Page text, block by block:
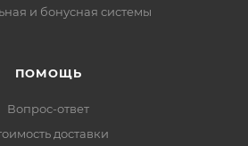
и бонусная системы
ПОМОЩЬ
Вопрос-ответ
доставки